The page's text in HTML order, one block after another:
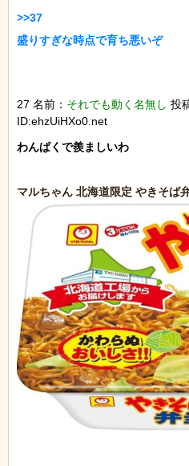
>>37
盛りすぎな時点で育ち悪いぞ
27 名前： それでも動く名無し 投
ID:ehzUiHXo0.net
わんぱくで羨ましいわ